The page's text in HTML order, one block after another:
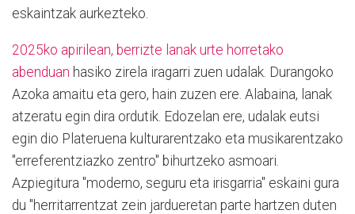
eskaintzak aurkezteko.
2025ko apirilean, berrizte lanak urte horretako
abenduan hasiko zirela iragarri zuen udalak. Durangoko
Azoka amaitu eta gero, hain zuzen ere. Alabaina, lanak
atzeratu egin dira ordutik. Edozelan ere, udalak eutsi
egin dio Plateruena kulturarentzako eta musikarentzako
"erreferentziazko zentro" bihurtzeko asmoari.
Azpiegitura "moderno, seguru eta irisgarria" eskaini gura
du "herritarrentzat zein jardueretan parte hartzen duten